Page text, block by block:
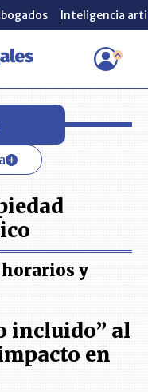
Inteligencia
Inteligencia
y
incluido” al
en